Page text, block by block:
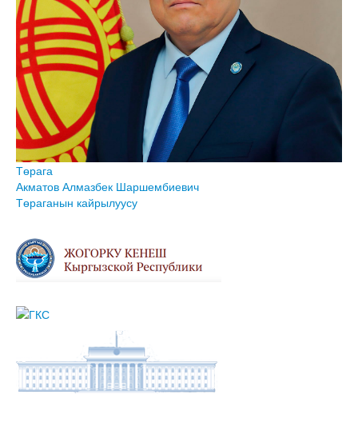
Төрага
Акматов Алмазбек Шаршембиевич
Төраганын кайрылуусу